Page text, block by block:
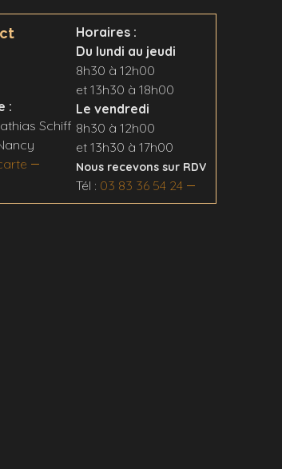
:
Schiff
Horaires :
Du lundi au jeudi
8h30 à 12h00
et 13h30 à 18h00
Le vendredi
8h30 à 12h00
et 13h30 à 17h00
Nous recevons sur RDV
Tél : 03 83 36 54 24